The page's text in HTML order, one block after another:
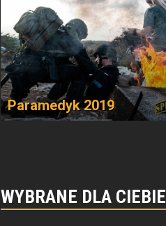
Paramedyk 2019
WYBRANE DLA CIEBIE